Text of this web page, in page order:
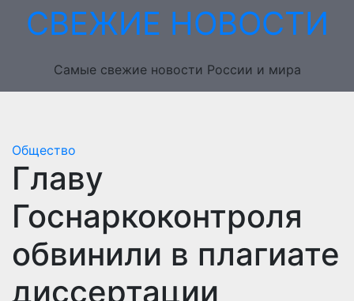
ПерейтиСВЕЖИЕ НОВОСТИ
Самые свежие новости России и мира
Общество
Главу
Госнаркоконтроля
обвинили в плагиате
диссертации